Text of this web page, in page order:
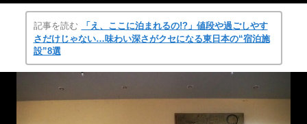
記事を読む
「え、ここに泊まれるの!?」値段や過ごしやす
さだけじゃない…味わい深さがクセになる東日本の“宿泊施
設”8選